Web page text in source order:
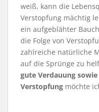
weiß, kann die
Verstopfung mächtig
ein aufgeblähter
die Folge von
zahlreiche natürliche
auf die Sprünge zu
gute Verdauung sowie
Verstopfung möchte